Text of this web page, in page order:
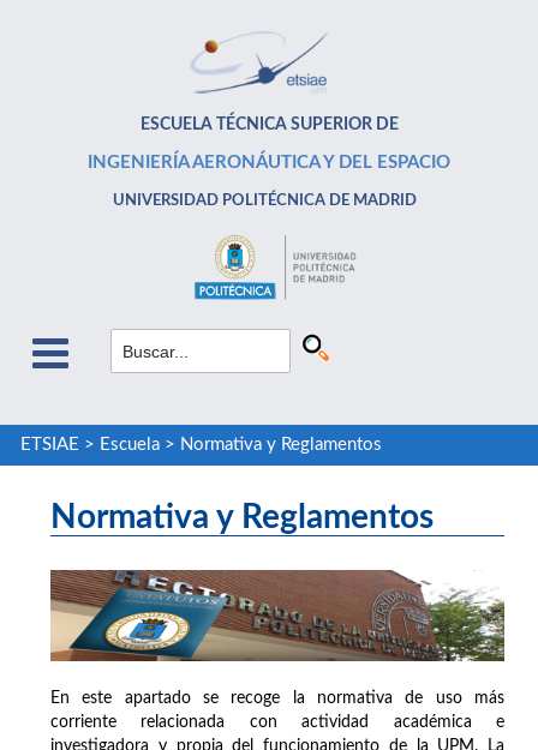
ESCUELA TÉCNICA SUPERIOR DE
INGENIERÍA AERONÁUTICA Y DEL ESPACIO
UNIVERSIDAD POLITÉCNICA DE MADRID
ETSIAE > Escuela> Normativa y Reglamentos
Normativa y Reglamentos
En este apartado se recoge la normativa de uso más
corriente relacionada con actividad académica e
investigadora y propia del funcionamiento de la UPM. La